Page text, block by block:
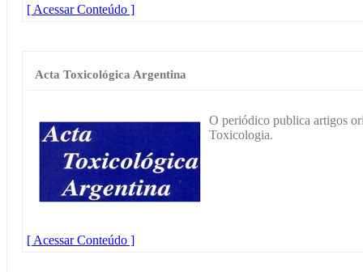
[ Acessar Conteúdo ]
Acta Toxicológica Argentina
O periódico publica artigos
Toxicologia.
[ Acessar Conteúdo ]